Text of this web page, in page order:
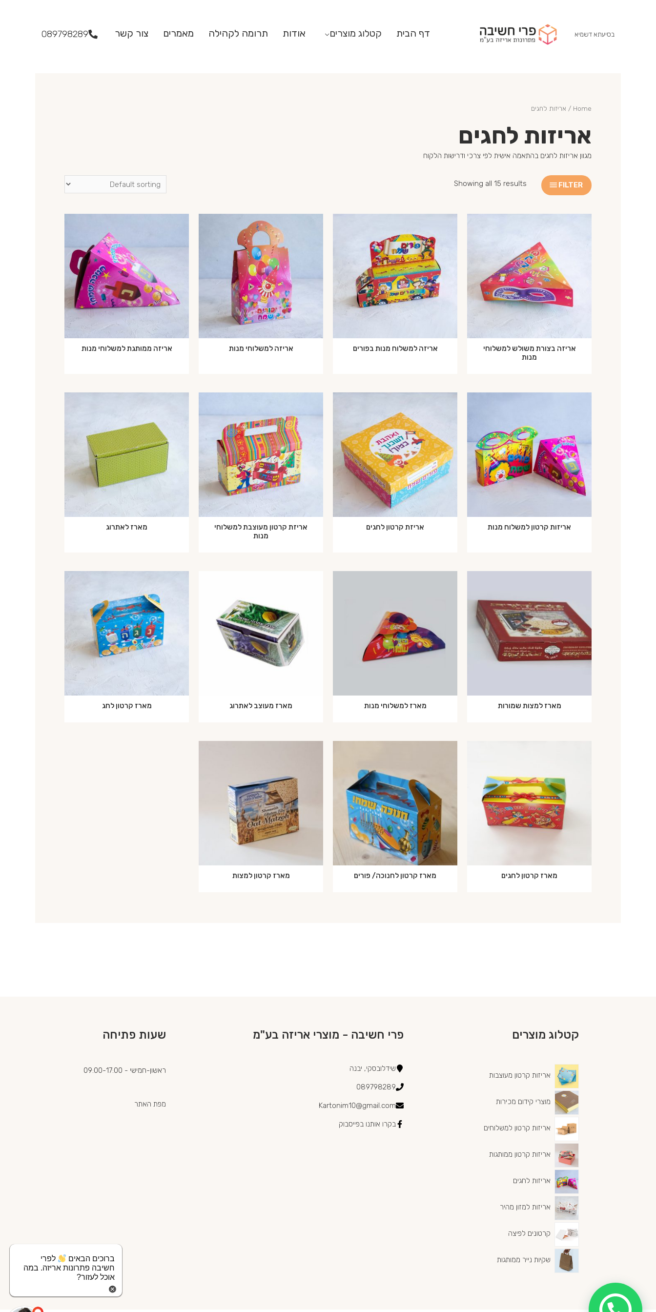
בסיעתא דשמיא דף הבית קטלוג מוצרים אודות תרומה לקהילה מאמרים צור קשר 089798289
Home / אריזות לחגים
אריזות לחגים
מגוון אריזות לחגים בהתאמה אישית לפי צרכי ודרישות הלקוח
FILTER
Showing all 15 results
אריזה בצורת משולש למשלוחי
מנות
אריזה למשלוח מנות בפורים אריזה למשלוחי מנות אריזה ממותגת למשלוחי מנות
אריזות קרטון למשלוח מנות אריזת קרטון לחגים
אריזת קרטון מעוצבת למשלוחי
מנות
מארז לאתרוג
מארז למצות שמורות מארז למשלוחי מנות מארז מעוצב לאתרוג מארז קרטון לחג
מארז קרטון לחגים מארז קרטון לחנוכה/ פורים מארז קרטון למצות
קטלוג מוצרים
אריזות קרטון מעוצבות
מוצרי קידום מכירות
אריזות קרטון למשלוחים
אריזות קרטון ממותגות
אריזות לחגים
אריזות למזון מהיר
קרטונים לפיצה
שקיות נייר ממותגות
פרי חשיבה - מוצרי אריזה בע"מ
שידלובסקי, יבנה
089798289
Kartonim10@gmail.com
בקרו אותנו בפייסבוק
שעות פתיחה
ראשון-חמישי - 09:00-17:00
מפת האתר
ברוכים הבאים
לפרי
חשיבה פתרונות אריזה. במה
אוכל לעזור?